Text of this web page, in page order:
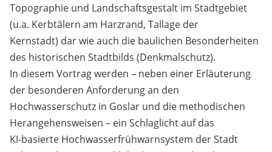
Topographie und Landschaftsgestalt im Stadtgebiet
(u.a. Kerbtälern am Harzrand, Tallage der
Kernstadt) dar wie auch die baulichen Besonderheiten
des historischen Stadtbilds (Denkmalschutz).
In diesem Vortrag werden – neben einer Erläuterung
der besonderen Anforderung an den
Hochwasserschutz in Goslar und die methodischen
Herangehensweisen – ein Schlaglicht auf das
KI-basierte Hochwasserfrühwarnsystem der Stadt